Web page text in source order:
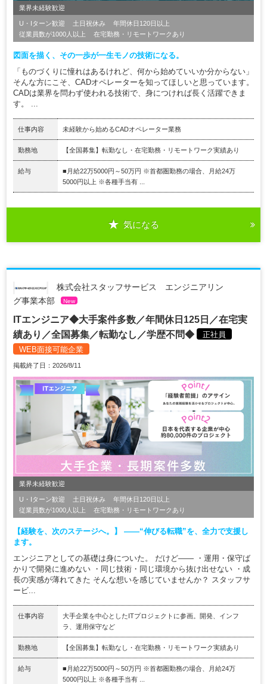
業界未経験歓迎
U・Iターン歓迎 土日祝休み
年間休日120日以上
従業員数が1000人以上
在宅勤務・リモートワークあり
図面を描く、その一歩が一生モノの技術になる。
「ものづくりに憧れはあるけれど、何から始めていいか分からない」
そんな方にこそ、CADオペレーターを知ってほしいと思っています。
CADは業界を問わず使われる技術で、身につければ長く活躍できま
す。 ...
仕事内容 未経験から始めるCADオペレーター業務
勤務地 【全国募集】転勤なし・在宅勤務・リモートワーク実績あり
給与
■月給22万5000円～50万円 ※首都圏勤務の場合、月給24万
5000円以上 ※各種手当有 ...
気になる
株式会社スタッフサービス エンジニアリン
グ事業本部
New
ITエンジニア◆大手案件多数／年間休日125日／在宅実
績あり／全国募集／転勤なし／学歴不問◆
正社員
WEB面接可能企業
掲載終了日：2026/8/11
業界未経験歓迎
U・Iターン歓迎 土日祝休み
年間休日120日以上
従業員数が1000人以上
在宅勤務・リモートワークあり
【経験を、次のステージへ。】 ――“伸びる転職”を、全力で支援し
ます。
エンジニアとしての基礎は身についた。 だけど―― ・運用・保守ば
かりで開発に進めない ・同じ技術・同じ環境から抜け出せない ・成
長の実感が薄れてきた そんな想いを感じていませんか？ スタッフサ
ービ...
仕事内容
大手企業を中心としたITプロジェクトに参画。開発、インフ
ラ、運用保守など
勤務地 【全国募集】転勤なし・在宅勤務・リモートワーク実績あり
給与
■月給22万5000円～50万円 ※首都圏勤務の場合、月給24万
5000円以上 ※各種手当有 ...